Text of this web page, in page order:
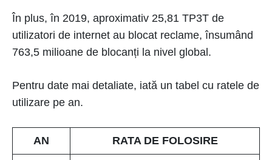
În plus, în 2019, aproximativ 25,81 TP3T de
utilizatori de internet au blocat reclame, însumând
763,5 milioane de blocanți la nivel global.
Pentru date mai detaliate, iată un tabel cu ratele de
utilizare pe an.
AN RATA DE FOLOSIRE